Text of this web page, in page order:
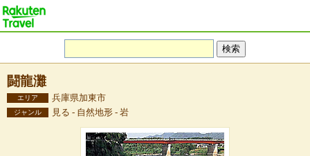
闘龍灘
エリア 兵庫県加東市
ジャンル 見る - 自然地形 - 岩